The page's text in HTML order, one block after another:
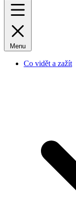
Menu
Co vidět a zažít